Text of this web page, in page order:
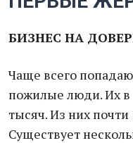
БИЗНЕС НА
Чаще всего
пожилые люди. Их в
тысяч. Из них
Существует